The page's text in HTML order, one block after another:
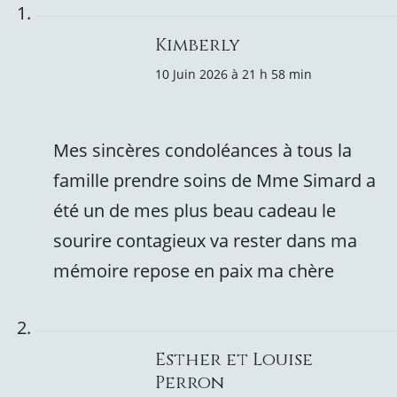
Kimberly
10 Juin 2026 à 21 h 58 min
Mes sincères condoléances à tous la
famille prendre soins de Mme Simard a
été un de mes plus beau cadeau le
sourire contagieux va rester dans ma
mémoire repose en paix ma chère
Esther et Louise
Perron